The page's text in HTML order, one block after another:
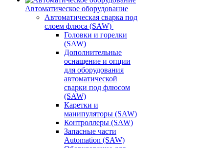
Автоматическое оборудование
Автоматическая сварка под
слоем флюса (SAW)
Головки и горелки
(SAW)
Дополнительные
оснащение и опции
для оборудования
автоматической
сварки под флюсом
(SAW)
Каретки и
манипуляторы (SAW)
Контроллеры (SAW)
Запасные части
Automation (SAW)